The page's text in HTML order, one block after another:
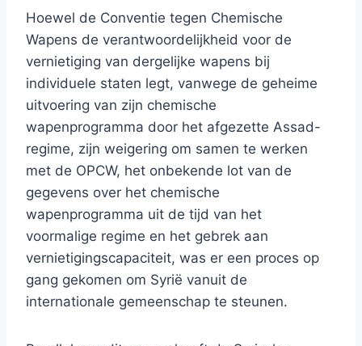
Hoewel de Conventie tegen Chemische
Wapens de verantwoordelijkheid voor de
vernietiging van dergelijke wapens bij
individuele staten legt, vanwege de geheime
uitvoering van zijn chemische
wapenprogramma door het afgezette Assad-
regime, zijn weigering om samen te werken
met de OPCW, het onbekende lot van de
gegevens over het chemische
wapenprogramma uit de tijd van het
voormalige regime en het gebrek aan
vernietigingscapaciteit, was er een proces op
gang gekomen om Syrië vanuit de
internationale gemeenschap te steunen.